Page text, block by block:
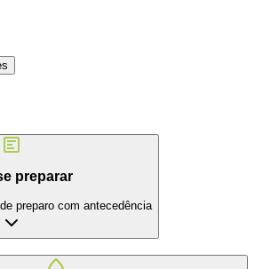
preparar
preparo com antecedência